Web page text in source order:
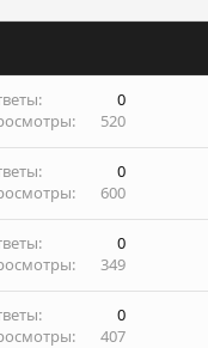
0
520
0
600
0
349
0
407